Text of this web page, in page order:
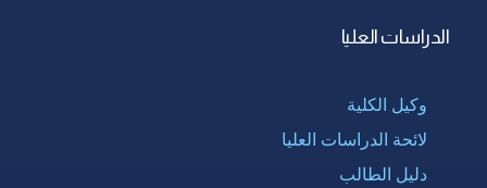
الدراسات العليا
وكيل الكلية
لائحة الدراسات العليا
دليل الطالب